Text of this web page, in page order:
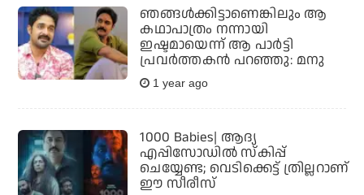
ഞങ്ങൾക്കിട്ടാണെങ്കിലും ആ
കഥാപാത്രം നന്നായി
ഇഷ്ടമായെന്ന് ആ പാർട്ടി
പ്രവർത്തകൻ പറഞ്ഞു: മനു
1 year ago
1000 Babies| ആദ്യ
എപ്പിസോഡില്‍ സ്‌കിപ്പ്
ചെയ്യേണ്ട; വെടിക്കെട്ട് ത്രില്ലറാണ്
ഈ സീരീസ്